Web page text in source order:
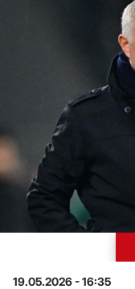
19.05.2026 - 16:35